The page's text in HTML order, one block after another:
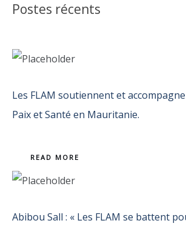
Postes récents
Les FLAM soutiennent et
Paix et Santé en Mauritanie.
READ MORE
Abibou Sall : « Les FLAM se battent